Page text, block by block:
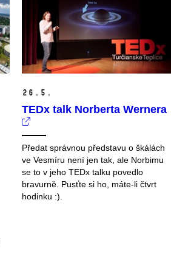
26. 5.
TEDx talk Norberta Wernera
Předat správnou představu o škálách
ve Vesmíru není jen tak, ale Norbimu
se to v jeho TEDx talku povedlo
bravurně. Pusťte si ho, máte-li čtvrt
hodinku :).